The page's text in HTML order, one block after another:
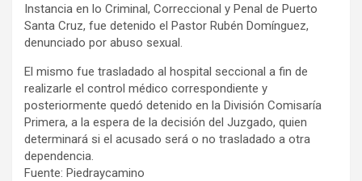
Instancia en lo Criminal, Correccional y Penal de Puerto
Santa Cruz, fue detenido el Pastor Rubén Domínguez,
denunciado por abuso sexual.
El mismo fue trasladado al hospital seccional a fin de
realizarle el control médico correspondiente y
posteriormente quedó detenido en la División Comisaría
Primera, a la espera de la decisión del Juzgado, quien
determinará si el acusado será o no trasladado a otra
dependencia.
Fuente: Piedraycamino